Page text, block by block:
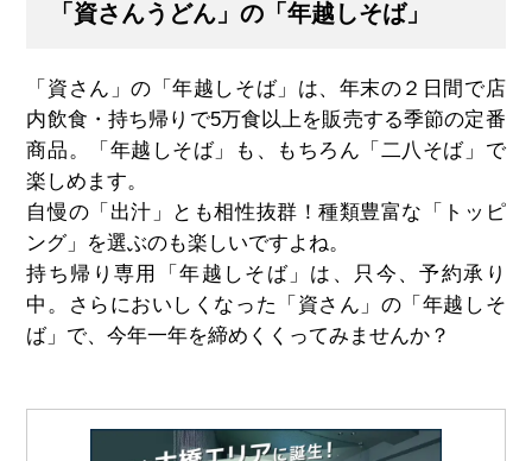
「資さんうどん」の「年越しそば」
「資さん」の「年越しそば」は、年末の２日間で店
内飲食・持ち帰りで5万食以上を販売する季節の定番
商品。「年越しそば」も、もちろん「二八そば」で
楽しめます。
自慢の「出汁」とも相性抜群！種類豊富な「トッピ
ング」を選ぶのも楽しいですよね。
持ち帰り専用「年越しそば」は、只今、予約承り
中。さらにおいしくなった「資さん」の「年越しそ
ば」で、今年一年を締めくくってみませんか？